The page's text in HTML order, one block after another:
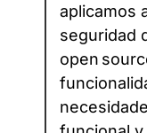
aplicamos
seguridad
open